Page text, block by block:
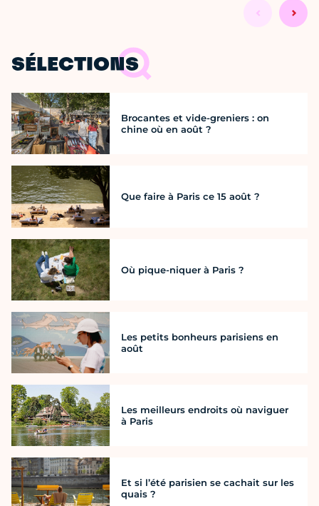
SÉLECTIONS
Brocantes et vide-greniers : on
chine où en août ?
Que faire à Paris ce 15 août ?
Où pique-niquer à Paris ?
Les petits bonheurs parisiens en
août
Les meilleurs endroits où naviguer
à Paris
Et si l’été parisien se cachait sur les
quais ?